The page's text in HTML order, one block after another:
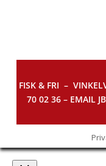
FISK & FRI –
70 02 36 – EMAIL